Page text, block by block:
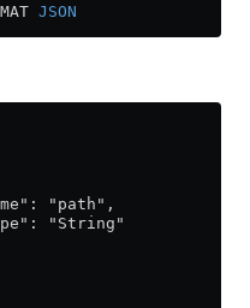
JSON
"path",
"String"